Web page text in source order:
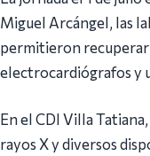
Miguel Arcángel, las
permitieron
electrocardiógrafos y
En el CDI Villa
rayos X y diversos